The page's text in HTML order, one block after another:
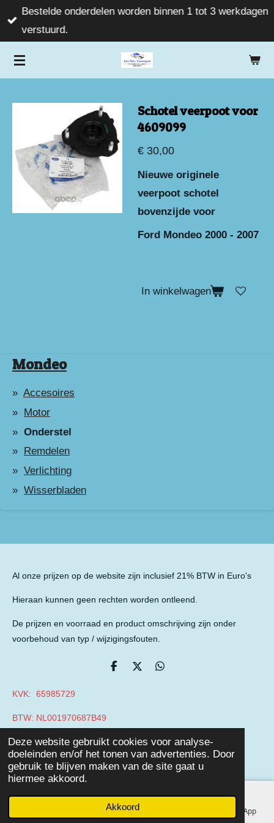
Deze website gebruikt cookies voor analyse-
doeleinden en/of het tonen van advertenties. Door
gebruik te blijven maken van de site gaat u
hiermee akkoord.
Akkoord
Ga
direct
de
Bestelde onderdelen worden binnen 1 tot 3 werkdagen
verstuurd.
Schotel veerpoot voor
4609099
€ 30,00
Nieuwe originele
veerpoot schotel
bovenzijde voor
Ford Mondeo 2000 - 2007
In winkelwagen
Mondeo
Accesoires
Motor
Onderstel
Remdelen
Verlichting
Wisserbladen
Al onze prijzen op de website zijn inclusief 21% BTW in Euro's
Hieraan kunnen geen rechten worden ontleend.
De prijzen en voorraad en product omschrijving zijn onder
voorbehoud van typ / wijzigingsfouten.
D
D
D
KVK: 65985729
BTW: NL001970687B49
Powered by JouwWeb
Telefoonnummer WhatsApp